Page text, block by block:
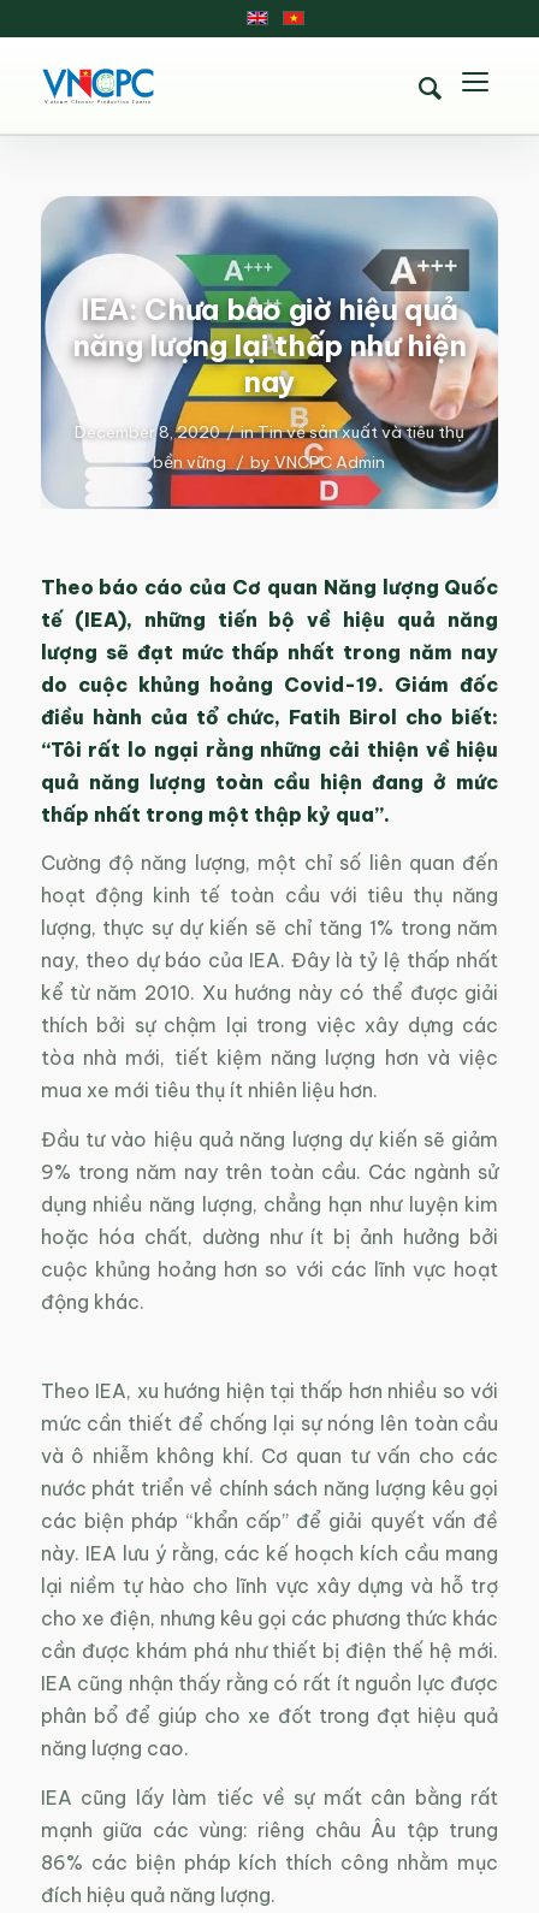
IEA: Chưa bao giờ hiệu quả
năng lượng lại thấp như hiện
nay
December 8, 2020 / inTin về sản xuất và tiêu thụ
bền vững / byVNCPC Admin
Theo báo cáo của Cơ quan Năng lượng Quốc
tế (IEA), những tiến bộ về hiệu quả năng
lượng sẽ đạt mức thấp nhất trong năm nay
do cuộc khủng hoảng Covid-19. Giám đốc
điều hành của tổ chức, Fatih Birol cho biết:
“Tôi rất lo ngại rằng những cải thiện về hiệu
quả năng lượng toàn cầu hiện đang ở mức
thấp nhất trong một thập kỷ qua”.
Cường độ năng lượng, một chỉ số liên quan đến
hoạt động kinh tế toàn cầu với tiêu thụ năng
lượng, thực sự dự kiến ​​sẽ chỉ tăng 1% trong năm
nay, theo dự báo của IEA. Đây là tỷ lệ thấp nhất
kể từ năm 2010. Xu hướng này có thể được giải
thích bởi sự chậm lại trong việc xây dựng các
tòa nhà mới, tiết kiệm năng lượng hơn và việc
mua xe mới tiêu thụ ít nhiên liệu hơn.
Đầu tư vào hiệu quả năng lượng dự kiến ​​sẽ giảm
9% trong năm nay trên toàn cầu. Các ngành sử
dụng nhiều năng lượng, chẳng hạn như luyện kim
hoặc hóa chất, dường như ít bị ảnh hưởng bởi
cuộc khủng hoảng hơn so với các lĩnh vực hoạt
động khác.
Theo IEA, xu hướng hiện tại thấp hơn nhiều so với
mức cần thiết để chống lại sự nóng lên toàn cầu
và ô nhiễm không khí. Cơ quan tư vấn cho các
nước phát triển về chính sách năng lượng kêu gọi
các biện pháp “khẩn cấp” để giải quyết vấn đề
này. IEA lưu ý rằng, các kế hoạch kích cầu mang
lại niềm tự hào cho lĩnh vực xây dựng và hỗ trợ
cho xe điện, nhưng kêu gọi các phương thức khác
cần được khám phá như thiết bị điện thế hệ mới.
IEA cũng nhận thấy rằng có rất ít nguồn lực được
phân bổ để giúp cho xe đốt trong đạt hiệu quả
năng lượng cao.
IEA cũng lấy làm tiếc về sự mất cân bằng rất
mạnh giữa các vùng: riêng châu Âu tập trung
86% các biện pháp kích thích công nhằm mục
đích hiệu quả năng lượng.